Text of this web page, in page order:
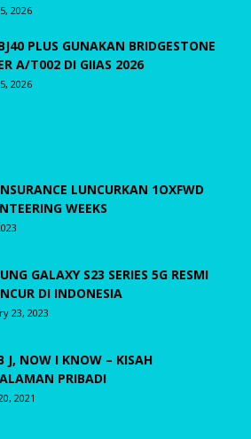
2026
PLUS GUNAKAN BRIDGESTONE
A/T002 DI GIIAS 2026
2026
LUNCURKAN 1OXFWD
WEEKS
GALAXY S23 SERIES 5G RESMI
DI INDONESIA
23, 2023
J, NOW I KNOW – KISAH
PRIBADI
2021